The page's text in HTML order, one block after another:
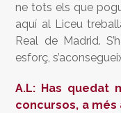
ne tots els que
aquí al Liceu
Real de Madrid.
esforç,
A.L: Has quedat
concursos, a més